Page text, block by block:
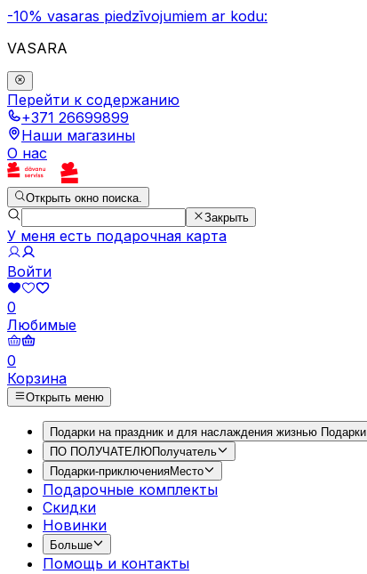
-10% vasaras piedzīvojumiem ar kodu:
VASARA
Перейти к содержанию
+371 26699899
Наши магазины
О нас
Открыть окно поиска.
Закрыть
У меня есть подарочная карта
Войти
0
Любимые
0
Корзина
Открыть меню
Подарки на праздник и для наслаждения жизнью Подарки
ПО ПОЛУЧАТЕЛЮПолучатель
Подарки-приключенияМесто
Подарочные комплекты
Скидки
Новинки
Больше
Помощь и контакты